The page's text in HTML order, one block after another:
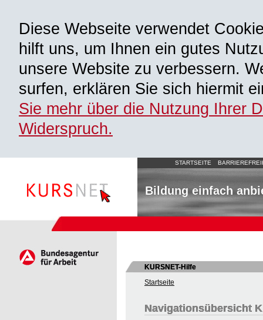
Diese Webseite verwendet
hilft uns, um Ihnen ein gutes
unsere Website zu verbessern.
surfen, erklären Sie sich hiermit
Sie mehr über die Nutzung Ihrer
Widerspruch.
STARTSEITE
Bildung einfach
KURSNET-Hilfe
Startseite
Navigationsübersicht